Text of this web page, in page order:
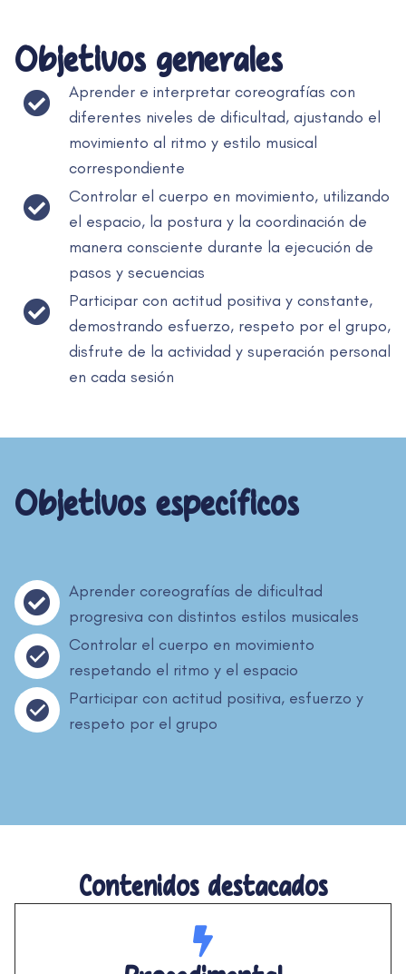
Objetivos generales
Aprender e interpretar coreografías con
diferentes niveles de dificultad, ajustando el
movimiento al ritmo y estilo musical
correspondiente
Controlar el cuerpo en movimiento, utilizando
el espacio, la postura y la coordinación de
manera consciente durante la ejecución de
pasos y secuencias
Participar con actitud positiva y constante,
demostrando esfuerzo, respeto por el grupo,
disfrute de la actividad y superación personal
en cada sesión
Objetivos específicos
Aprender coreografías de dificultad
progresiva con distintos estilos musicales
Controlar el cuerpo en movimiento
respetando el ritmo y el espacio
Participar con actitud positiva, esfuerzo y
respeto por el grupo
Contenidos destacados